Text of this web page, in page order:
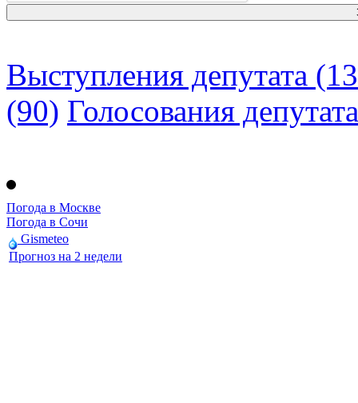
Выступления депутата
(90) Голосования депутата
Погода в Москве
Погода в Сочи
Gismeteo
Прогноз на 2 недели